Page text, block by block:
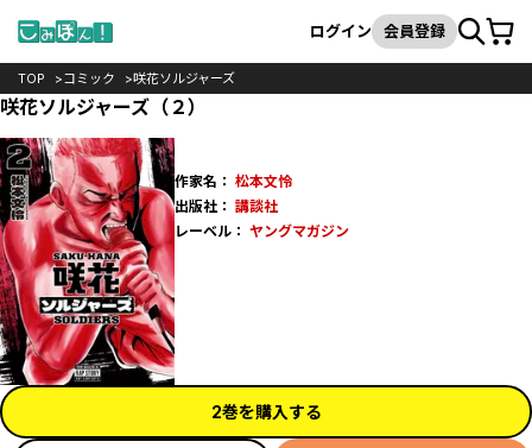
検索
ログイン 会員登録カート
TOP コミック 咲花ソルジャーズ
咲花ソルジャーズ（２）
作家名： 松本文怜
出版社： 講談社
レーベル： ヤングマガジン
2巻を購入する